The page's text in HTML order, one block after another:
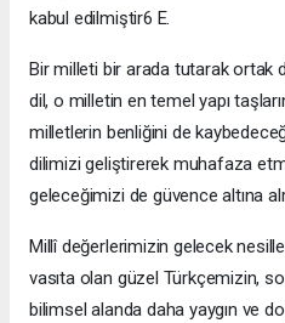
kabul edilmiştir6 E.
​Bir milleti bir arada tutarak ortak
dil, o milletin en temel yapı
milletlerin benliğini de
dilimizi geliştirerek muhafaza
geleceğimizi de güvence altına
​Millî değerlerimizin gelecek
vasıta olan güzel Türkçemizin,
bilimsel alanda daha yaygın ve